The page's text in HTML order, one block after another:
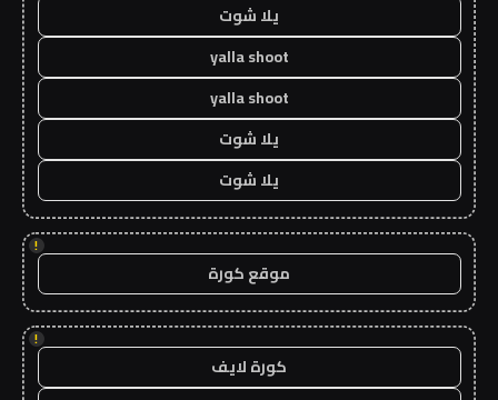
يلا شوت
yalla shoot
yalla shoot
يلا شوت
يلا شوت
!
موقع كورة
!
كورة لايف